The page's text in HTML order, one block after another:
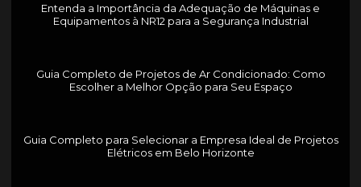
Entenda a Importância da Adequação de Máquinas e
Equipamentos à NR12 para a Segurança Industrial
Guia Completo de Projetos de Ar Condicionado: Como
Escolher a Melhor Opção para Seu Espaço
Guia Completo para Selecionar a Empresa Ideal de Projetos
Elétricos em Belo Horizonte